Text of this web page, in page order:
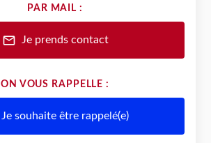
PAR MAIL :
mail Je prends contact
ON VOUS RAPPELLE :
Je souhaite être rappelé(e)